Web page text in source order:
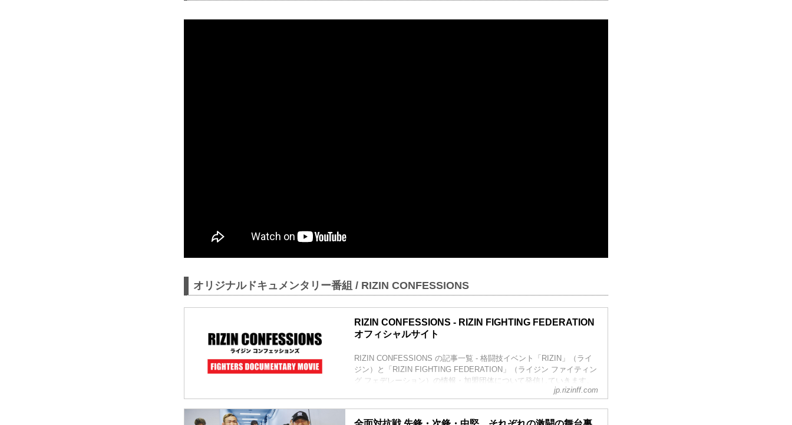
オリジナルドキュメンタリー番組 / RIZIN CONFESSIONS
RIZIN CONFESSIONS - RIZIN FIGHTING FEDERATION
オフィシャルサイト
RIZIN CONFESSIONS の記事一覧 - 格闘技イベント「RIZIN」（ライ
ジン）と「RIZIN FIGHTING FEDERATION」（ライジン ファイティン
グ フェデレーション）の情報・加盟団体について発信していきます。
jp.rizinff.com